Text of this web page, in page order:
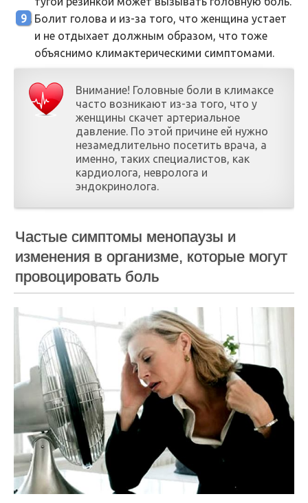
Болит голова и из-за того, что женщина устает
и не отдыхает должным образом, что тоже
объяснимо климактерическими симптомами.
Внимание! Головные боли в климаксе
часто возникают из-за того, что у
женщины скачет артериальное
давление. По этой причине ей нужно
незамедлительно посетить врача, а
именно, таких специалистов, как
кардиолога, невролога и
эндокринолога.
Частые симптомы менопаузы и
изменения в организме, которые могут
провоцировать боль